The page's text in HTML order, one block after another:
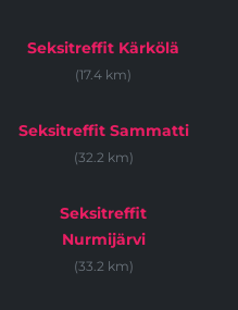
Seksitreffit Kärkölä
(17.4 km)
Seksitreffit Sammatti
(32.2 km)
Seksitreffit
Nurmijärvi
(33.2 km)